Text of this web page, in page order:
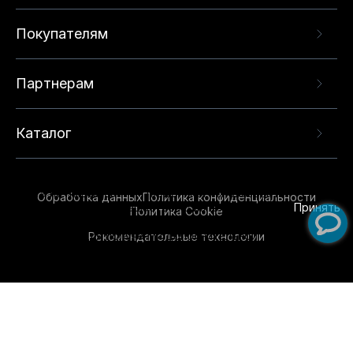
Покупателям
Партнерам
Каталог
Обработка данныхПолитика конфиденциальности
Политика Cookie
Рекомендательные технологии
опыта на нашем сайте. Продолжая использовать
данный сайт, вы соглашаетесь с использованием
технологий. Для получения дополнительной
Принять